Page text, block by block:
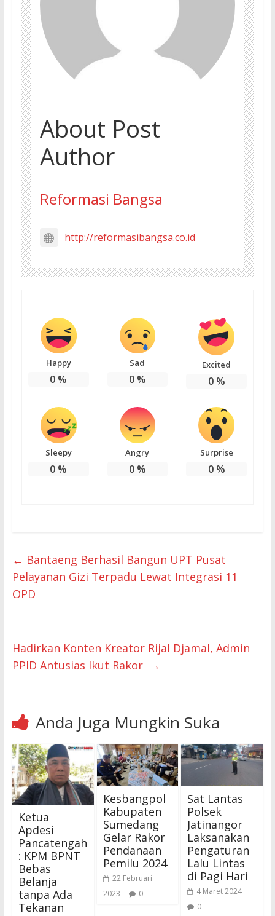
About Post
Author
Reformasi Bangsa
http://reformasibangsa.co.id
Happy
0 %
Sad
0%
Excited
0%
Sleepy
0 %
Angry
0%
Surprise
0%
← Bantaeng Berhasil Bangun UPT Pusat
Pelayanan Gizi Terpadu Lewat Integrasi 11
OPD
Hadirkan Konten Kreator Rijal Djamal, Admin
PPID Antusias Ikut Rakor →
Anda Juga Mungkin Suka
Ketua
Apdesi
Pancatengah
: KPM BPNT
Bebas
Belanja
tanpa Ada
Tekanan
Kesbangpol
Kabupaten
Sumedang
Gelar Rakor
Pendanaan
Pemilu 2024
22 Februari
2023
0
Sat Lantas
Polsek
Jatinangor
Laksanakan
Pengaturan
Lalu Lintas
di Pagi Hari
4 Maret 2024
0